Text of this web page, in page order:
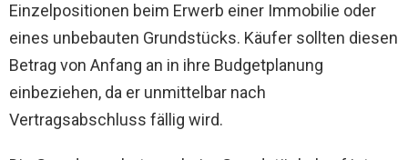
Einzelpositionen beim Erwerb einer Immobilie oder
eines unbebauten Grundstücks. Käufer sollten diesen
Betrag von Anfang an in ihre Budgetplanung
einbeziehen, da er unmittelbar nach
Vertragsabschluss fällig wird.